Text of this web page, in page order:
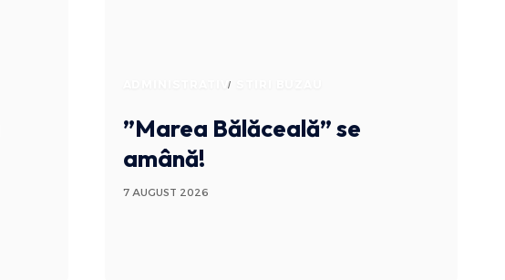
ADMINISTRATIV
”Marea Bălăceală” se
amână!
7 AUGUST 2026